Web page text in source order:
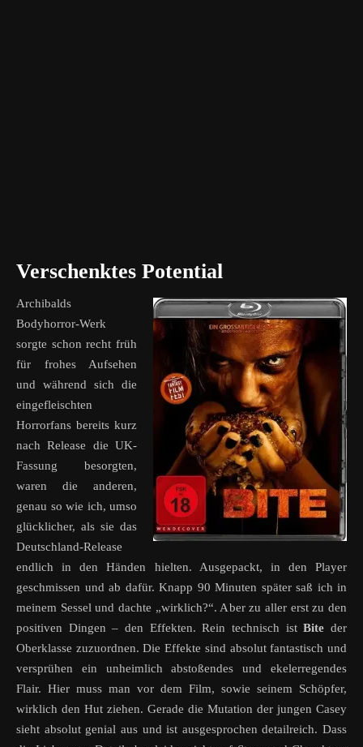
Verschenktes Potential
Archibalds
Bodyhorror-Werk
sorgte schon recht früh
für frohes Aufsehen
und während sich die
eingefleischten
Horrorfans bereits kurz
nach Release die UK-
Fassung besorgten,
waren die anderen,
genau so wie ich, umso
glücklicher, als sie das
Deutschland-Release
endlich in den Händen hielten. Ausgepackt, in den Player
geschmissen und ab dafür. Knapp 90 Minuten später saß ich in
meinem Sessel und dachte „wirklich?“. Aber zu aller erst zu den
positiven Dingen – den Effekten. Rein technisch istBite der
Oberklasse zuzuordnen. Die Effekte sind absolut fantastisch und
versprühen ein unheimlich abstoßendes und ekelerregendes
Flair. Hier muss man vor dem Film, sowie seinem Schöpfer,
wirklich den Hut ziehen. Gerade die Mutation der jungen Casey
sieht absolut genial aus und ist ausgesprochen detailreich. Dass